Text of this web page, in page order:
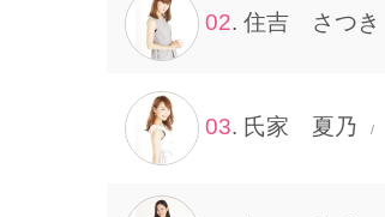
02. 住吉 さつき
03. 氏家 夏乃 /